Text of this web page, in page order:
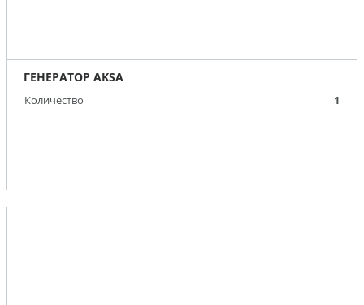
ГЕНЕРАТОР AKSA
Количество 1